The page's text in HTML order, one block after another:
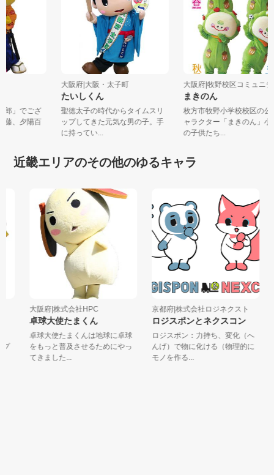
郎」でござ
藤、夕陽百
大阪府|大阪・太子町
たいしくん
聖徳太子の時代からタイムスリ
ップしてきた元気な男の子。手
に持ってい...
大阪府|牧野校区コミュニ
まきのん
枚方市牧野小学校校区の
ャラクター「まきのん」
の子供たち...
近畿エリアのその他のゆるキャラ
大阪府|株式会社HPC
卓球大使たまくん
卓球大使たまくんは地球に卓球
をもっと普及させるためにやっ
てきました...
京都府|株式会社ロジネクスト
ロジスポンとネクスコン
ロジスポン：力持ち、変化（へ
んげ）で物に化ける（物理的に
モノを作る...